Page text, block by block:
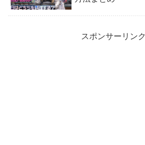
スポンサーリンク